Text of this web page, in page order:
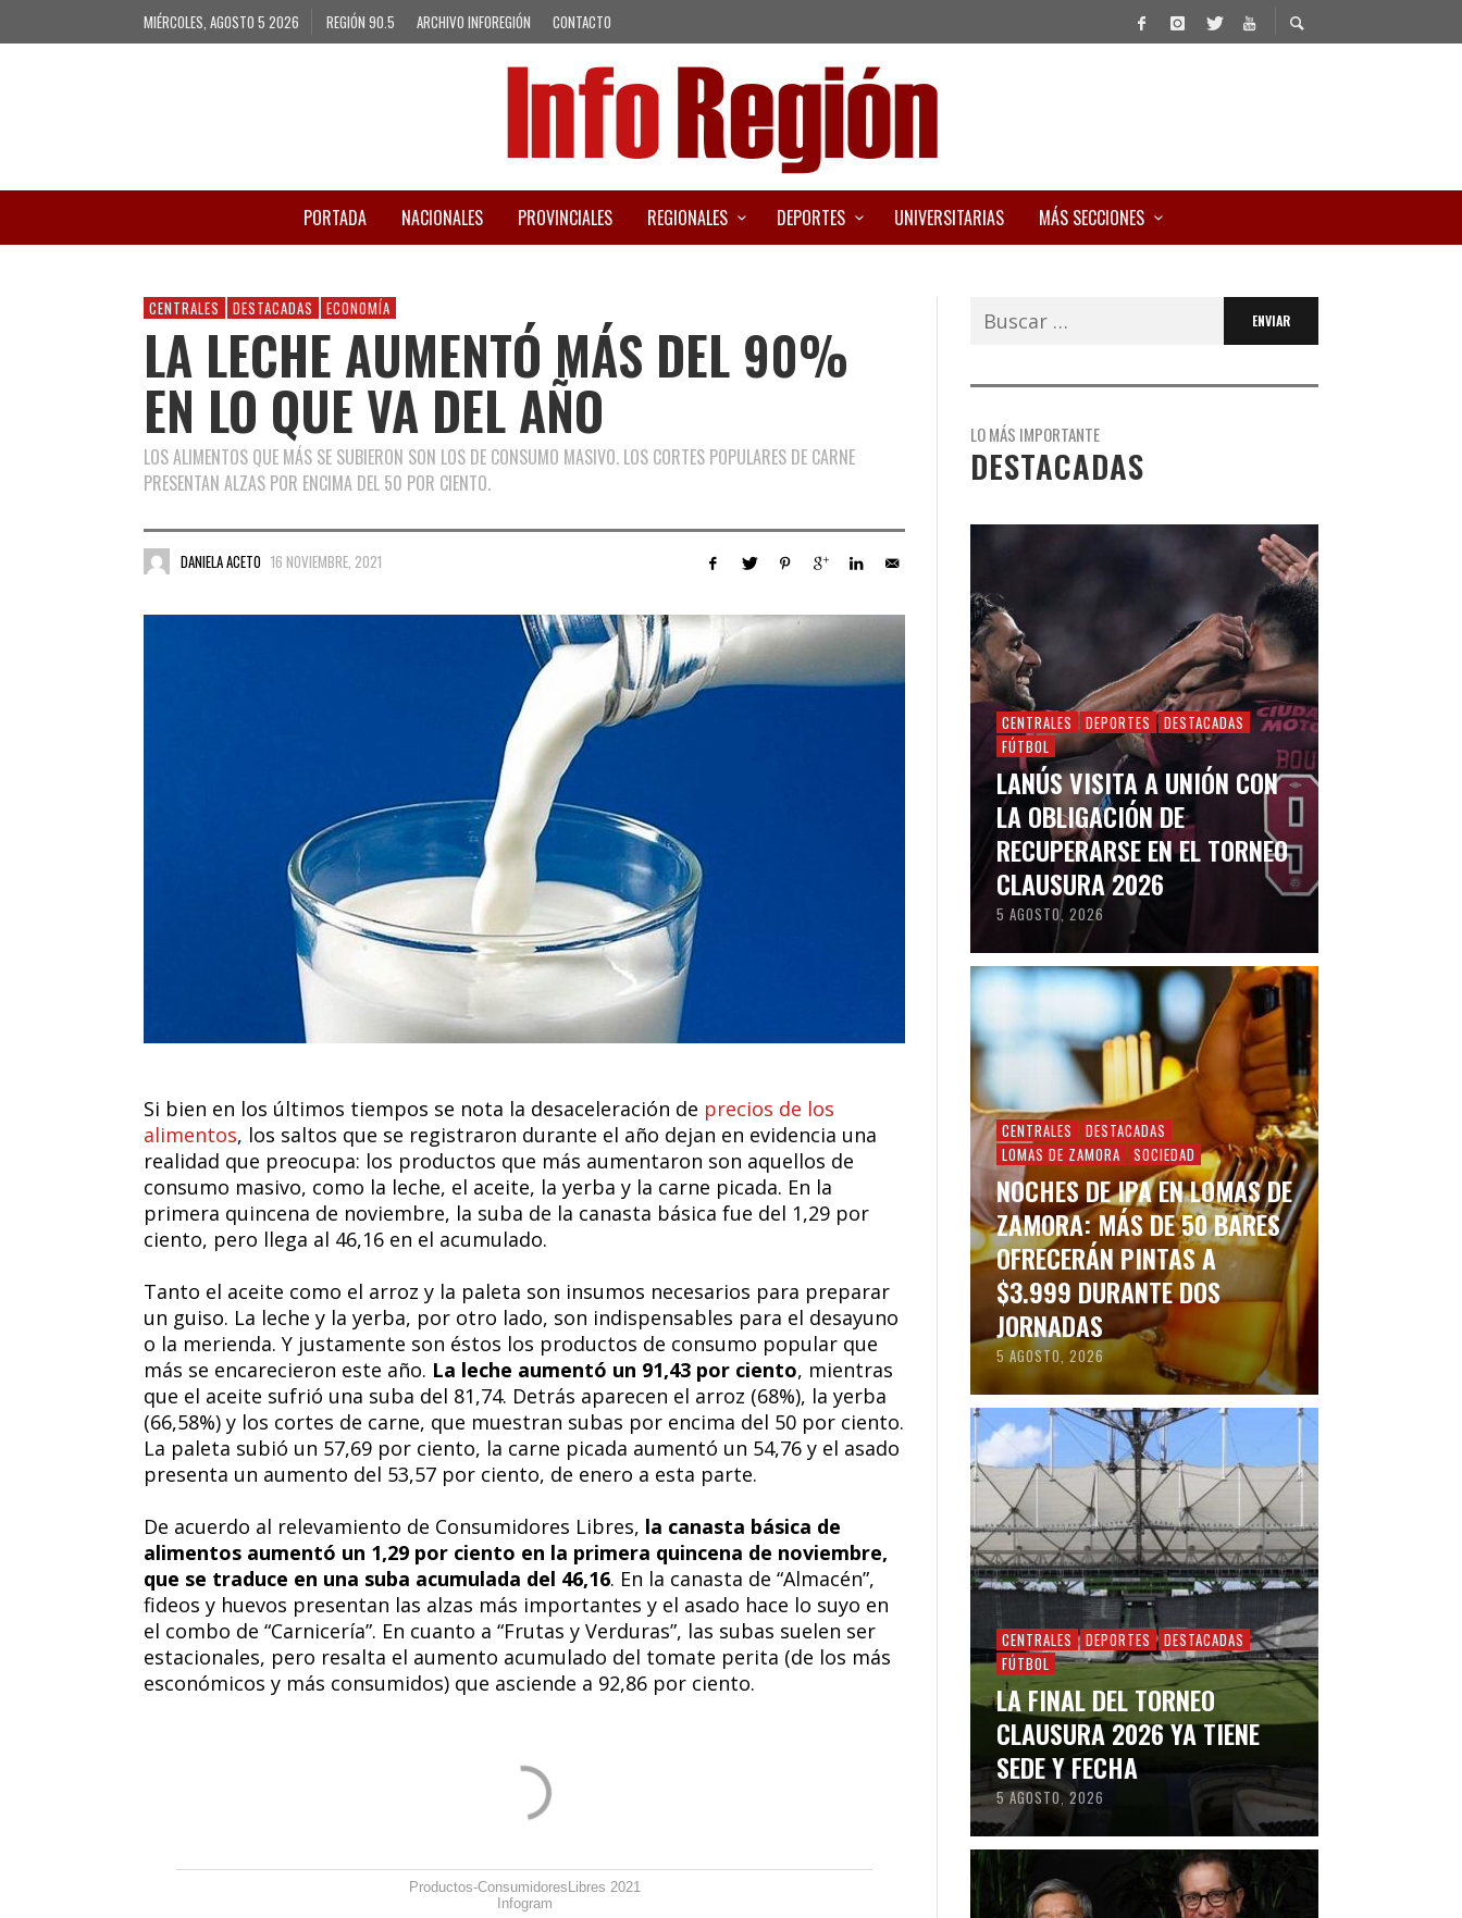
MIÉRCOLES, AGOSTO 5 2026 REGIÓN 90.5 ARCHIVO INFOREGIÓN CONTACTO
PORTADA NACIONALES PROVINCIALES REGIONALES DEPORTES UNIVERSITARIAS MÁS SECCIONES
CENTRALES DESTACADAS ECONOMÍA
LA LECHE AUMENTÓ MÁS DEL 90%
EN LO QUE VA DEL AÑO
LOS ALIMENTOS QUE MÁS SE SUBIERON SON LOS DE CONSUMO MASIVO. LOS CORTES POPULARES DE CARNE
PRESENTAN ALZAS POR ENCIMA DEL 50 POR CIENTO.
DANIELA ACETO 16 NOVIEMBRE, 2021
Si bien en los últimos tiempos se nota la desaceleración de precios de los
alimentos, los saltos que se registraron durante el año dejan en evidencia una
realidad que preocupa: los productos que más aumentaron son aquellos de
consumo masivo, como la leche, el aceite, la yerba y la carne picada. En la
primera quincena de noviembre, la suba de la canasta básica fue del 1,29 por
ciento, pero llega al 46,16 en el acumulado.
Tanto el aceite como el arroz y la paleta son insumos necesarios para preparar
un guiso. La leche y la yerba, por otro lado, son indispensables para el desayuno
o la merienda. Y justamente son éstos los productos de consumo popular que
más se encarecieron este año. La leche aumentó un 91,43 por ciento, mientras
que el aceite sufrió una suba del 81,74. Detrás aparecen el arroz (68%), la yerba
(66,58%) y los cortes de carne, que muestran subas por encima del 50 por ciento.
La paleta subió un 57,69 por ciento, la carne picada aumentó un 54,76 y el asado
presenta un aumento del 53,57 por ciento, de enero a esta parte.
De acuerdo al relevamiento de Consumidores Libres, la canasta básica de
alimentos aumentó un 1,29 por ciento en la primera quincena de noviembre,
que se traduce en una suba acumulada del 46,16. En la canasta de “Almacén”,
fideos y huevos presentan las alzas más importantes y el asado hace lo suyo en
el combo de “Carnicería”. En cuanto a “Frutas y Verduras”, las subas suelen ser
estacionales, pero resalta el aumento acumulado del tomate perita (de los más
esconómicos y más consumidos) que asciende a 92,86 por ciento.
Productos-ConsumidoresLibres 2021
Infogram
Buscar:
LO MÁS IMPORTANTE
DESTACADAS
CENTRALES DEPORTES
DESTACADAS
FÚTBOL
LANÚS VISITA A UNIÓN CON
LA OBLIGACIÓN DE
RECUPERARSE EN EL TORNEO
CLAUSURA 2026
5 AGOSTO, 2026
CENTRALES
DESTACADAS
LOMAS DE ZAMORA
SOCIEDAD
NOCHES DE IPA EN LOMAS DE
ZAMORA: MÁS DE 50 BARES
OFRECERÁN PINTAS A
$3.999 DURANTE DOS
JORNADAS
5 AGOSTO, 2026
CENTRALES DEPORTES
DESTACADAS
FÚTBOL
LA FINAL DEL TORNEO
CLAUSURA 2026 YA TIENE
SEDE Y FECHA
5 AGOSTO, 2026